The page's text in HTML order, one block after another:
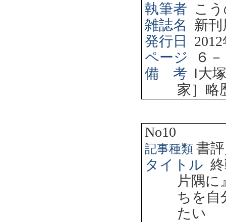
執筆者 こ
雑誌名
新刊
発行日
2012
ページ
６
備 考 ‖大
家］略
No10
記事種類 書
タイトル
片隅
ちを自
たい